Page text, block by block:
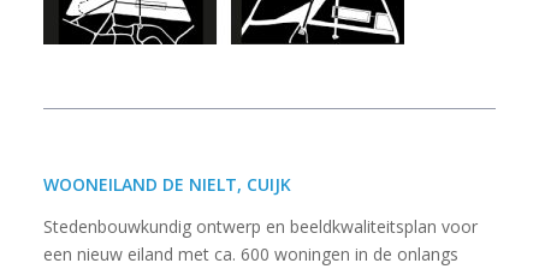
WOONEILAND DE NIELT, CUIJK
Stedenbouwkundig ontwerp en beeldkwaliteitsplan voor
een nieuw eiland met ca. 600 woningen in de onlangs